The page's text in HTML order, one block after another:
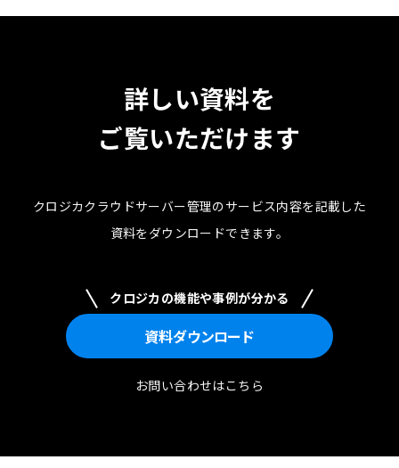
詳しい資料を
ご覧いただけます
クロジカクラウドサーバー管理のサービス内容を記載した
資料をダウンロードできます。
クロジカの機能や事例が分かる
資料ダウンロード
お問い合わせはこちら